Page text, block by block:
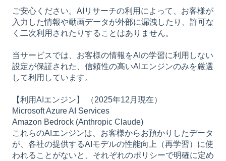
ご安心ください。AIリサーチの利用によって、お客様が
入力した情報や動画データが外部に漏洩したり、許可な
く二次利用されたりすることはありません。
当サービスでは、お客様の情報をAIの学習に利用しない
設定が保証された、信頼性の高いAIエンジンのみを厳選
して利用しています。
【利用AIエンジン】 （2025年12月現在）
Microsoft Azure AI Services
Amazon Bedrock (Anthropic Claude)
これらのAIエンジンは、お客様からお預かりしたデータ
が、各社の提供するAIモデルの性能向上（再学習）に使
われることがないと、それぞれのポリシーで明確に定め